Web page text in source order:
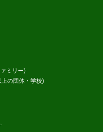
ミリー)
の団体・学校)